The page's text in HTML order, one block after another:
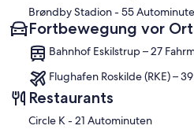
Brøndby Stadion- 55
Fortbewegung vor Ort
Bahnhof Eskilstrup – 27
Flughafen Roskilde (RKE) –
Restaurants
‪Circle K - ‬21 Autominuten